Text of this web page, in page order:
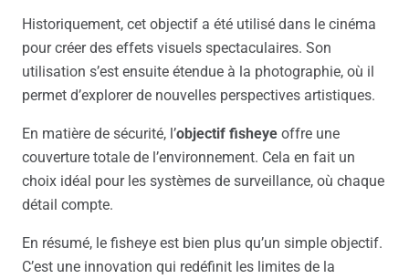
Historiquement, cet objectif a été utilisé dans le cinéma
pour créer des effets visuels spectaculaires. Son
utilisation s’est ensuite étendue à la photographie, où il
permet d’explorer de nouvelles perspectives artistiques.
En matière de sécurité, l’objectif fisheye offre une
couverture totale de l’environnement. Cela en fait un
choix idéal pour les systèmes de surveillance, où chaque
détail compte.
En résumé, le fisheye est bien plus qu’un simple objectif.
C’est une innovation qui redéfinit les limites de la